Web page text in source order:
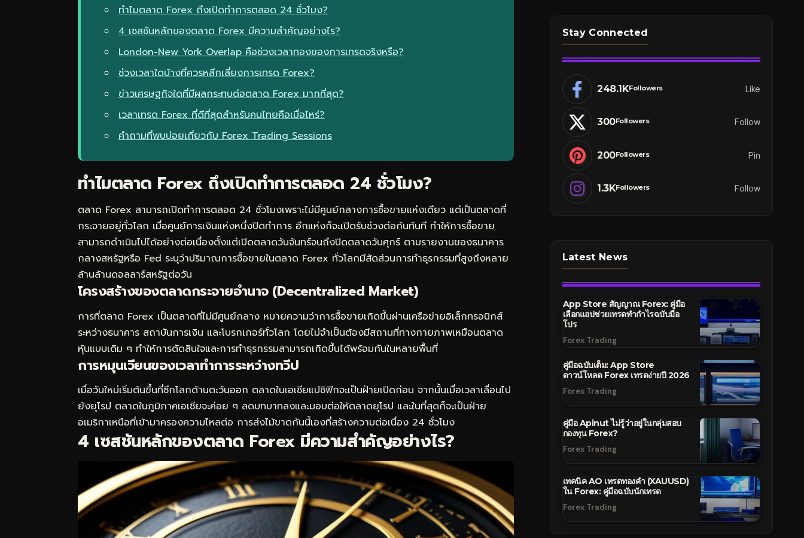
ทำไมตลาด Forex ถึงเปิดทำการตลอด 24 ชั่วโมง?
4 เซสชันหลักของตลาด Forex มีความสำคัญอย่างไร?
London-New York Overlap คือช่วงเวลาทองของการเทรดจริงหรือ?
ช่วงเวลาใดบ้างที่ควรหลีกเลี่ยงการเทรด Forex?
ข่าวเศรษฐกิจใดที่มีผลกระทบต่อตลาด Forex มากที่สุด?
เวลาเทรด Forex ที่ดีที่สุดสำหรับคนไทยคือเมื่อไหร่?
คำถามที่พบบ่อยเกี่ยวกับ Forex Trading Sessions
ทำไมตลาด Forex ถึงเปิดทำการตลอด 24 ชั่วโมง?
ตลาด Forex สามารถเปิดทำการตลอด 24 ชั่วโมงเพราะไม่มีศูนย์กลางการซื้อขายแห่งเดียว แต่เป็นตลาดที่
กระจายอยู่ทั่วโลก เมื่อศูนย์การเงินแห่งหนึ่งปิดทำการ อีกแห่งก็จะเปิดรับช่วงต่อกันทันที ทำให้การซื้อขาย
สามารถดำเนินไปได้อย่างต่อเนื่องตั้งแต่เปิดตลาดวันจันทร์จนถึงปิดตลาดวันศุกร์ ตามรายงานของธนาคาร
กลางสหรัฐหรือ Fed ระบุว่าปริมาณการซื้อขายในตลาด Forex ทั่วโลกมีสัดส่วนการทำธุรกรรมที่สูงถึงหลาย
ล้านล้านดอลลาร์สหรัฐต่อวัน
โครงสร้างของตลาดกระจายอำนาจ (Decentralized Market)
การที่ตลาด Forex เป็นตลาดที่ไม่มีศูนย์กลาง หมายความว่าการซื้อขายเกิดขึ้นผ่านเครือข่ายอิเล็กทรอนิกส์
ระหว่างธนาคาร สถาบันการเงิน และโบรกเกอร์ทั่วโลก โดยไม่จำเป็นต้องมีสถานที่ทางกายภาพเหมือนตลาด
หุ้นแบบเดิม ๆ ทำให้การตัดสินใจและการทำธุรกรรมสามารถเกิดขึ้นได้พร้อมกันในหลายพื้นที่
การหมุนเวียนของเวลาทำการระหว่างทวีป
เมื่อวันใหม่เริ่มต้นขึ้นที่ซีกโลกด้านตะวันออก ตลาดในเอเชียแปซิฟิกจะเป็นฝ่ายเปิดก่อน จากนั้นเมื่อเวลาเลื่อนไป
ยังยุโรป ตลาดในภูมิภาคเอเชียจะค่อย ๆ ลดบทบาทลงและมอบต่อให้ตลาดยุโรป และในที่สุดก็จะเป็นฝ่าย
อเมริกาเหนือที่เข้ามาครองความไหลต่อ การส่งไม้ขาดกันนี้เองที่สร้างความต่อเนื่อง 24 ชั่วโมง
4 เซสชันหลักของตลาด Forex มีความสำคัญอย่างไร?
Stay Connected
248.1KFollowers Like
300Followers Follow
200Followers Pin
1.3KFollowers Follow
Latest News
App Store สัญญาณ Forex: คู่มือ
เลือกแอปช่วยเทรดทำกำไรฉบับมือ
โปร
Forex Trading
คู่มือฉบับเต็ม: App Store
ดาวน์โหลด Forex เทรดง่ายปี 2026
Forex Trading
คู่มือ Apinut ไม่รู้ว่าอยู่ในกลุ่มสอบ
กองทุน Forex?
Forex Trading
เทคนิค AO เทรดทองคำ (XAUUSD)
ใน Forex: คู่มือฉบับนักเทรด
Forex Trading